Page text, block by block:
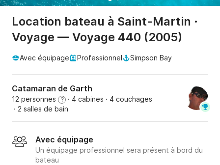
Location bateau à Saint-Martin ·
Voyage — Voyage 440 (2005)
Avec équipage Professionnel Simpson Bay
Catamaran de Garth
12 personnes ? · 4 cabines · 4 couchages
· 2 salles de bain
Avec équipage
Un équipage professionnel sera présent à bord du
bateau